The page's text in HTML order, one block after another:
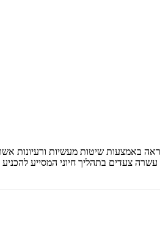
באמצעות שיטות מעשיות ורעיונות אשר
צעדים בתהליך חיוני המסייע